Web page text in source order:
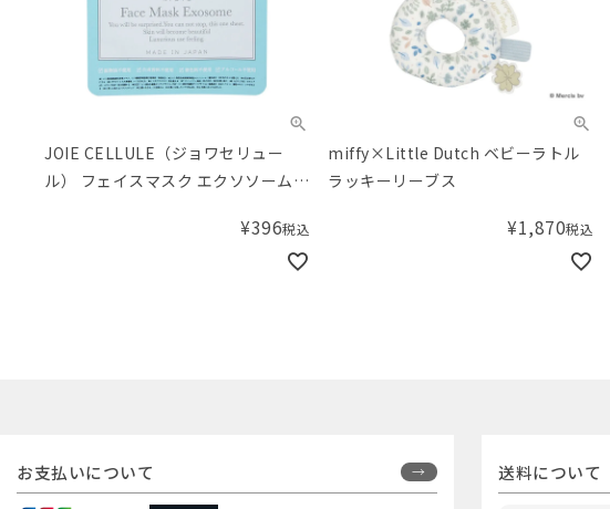
JOIE CELLULE（ジョワセリュー
ル） フェイスマスク エクソソーム 1
¥396税込
miffy×Little Dutch ベビーラトル
ラッキーリーブス
¥1,870税込
お支払いについて 送料について